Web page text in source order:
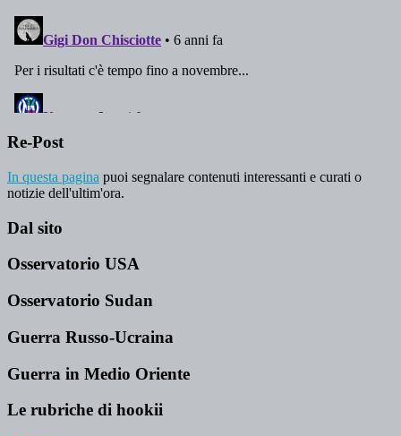
Re-Post
In questa pagina puoi segnalare contenuti interessanti e curati o
notizie dell'ultim'ora.
Dal sito
Osservatorio USA
Osservatorio Sudan
Guerra Russo-Ucraina
Guerra in Medio Oriente
Le rubriche di hookii